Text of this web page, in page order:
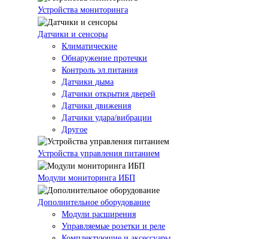
Устройства мониторинга
Датчики и сенсоры
Климатические
Обнаружение протечки
Контроль эл.питания
Датчики дыма
Датчики открытия дверей
Датчики движения
Датчики удара/вибрации
Другое
Устройства управления питанием
Модули мониторинга ИБП
Дополнительное оборудование
Модули расширения
Управляемые розетки и реле